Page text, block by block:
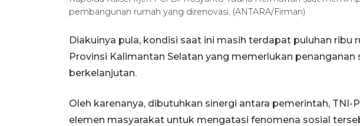
pembangunan rumah yang direnovasi. (ANTARA/Firman)
Diakuinya pula, kondisi saat ini masih terdapat puluhan ribu
Provinsi Kalimantan Selatan yang memerlukan penanganan
berkelanjutan.
Oleh karenanya, dibutuhkan sinergi antara pemerintah, TNI-
elemen masyarakat untuk mengatasi fenomena sosial